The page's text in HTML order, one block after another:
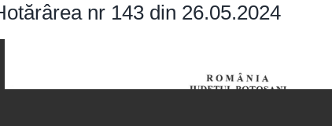
nr 143 din 26.05.2024